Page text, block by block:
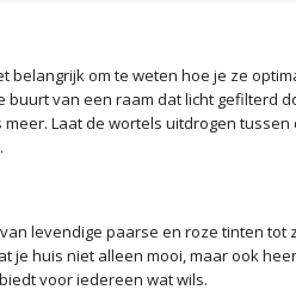
om te weten hoe je ze
van een raam dat licht gefilterd
Laat de wortels uitdrogen
levendige paarse en roze tinten tot
huis niet alleen mooi, maar ook
voor iedereen wat wils.